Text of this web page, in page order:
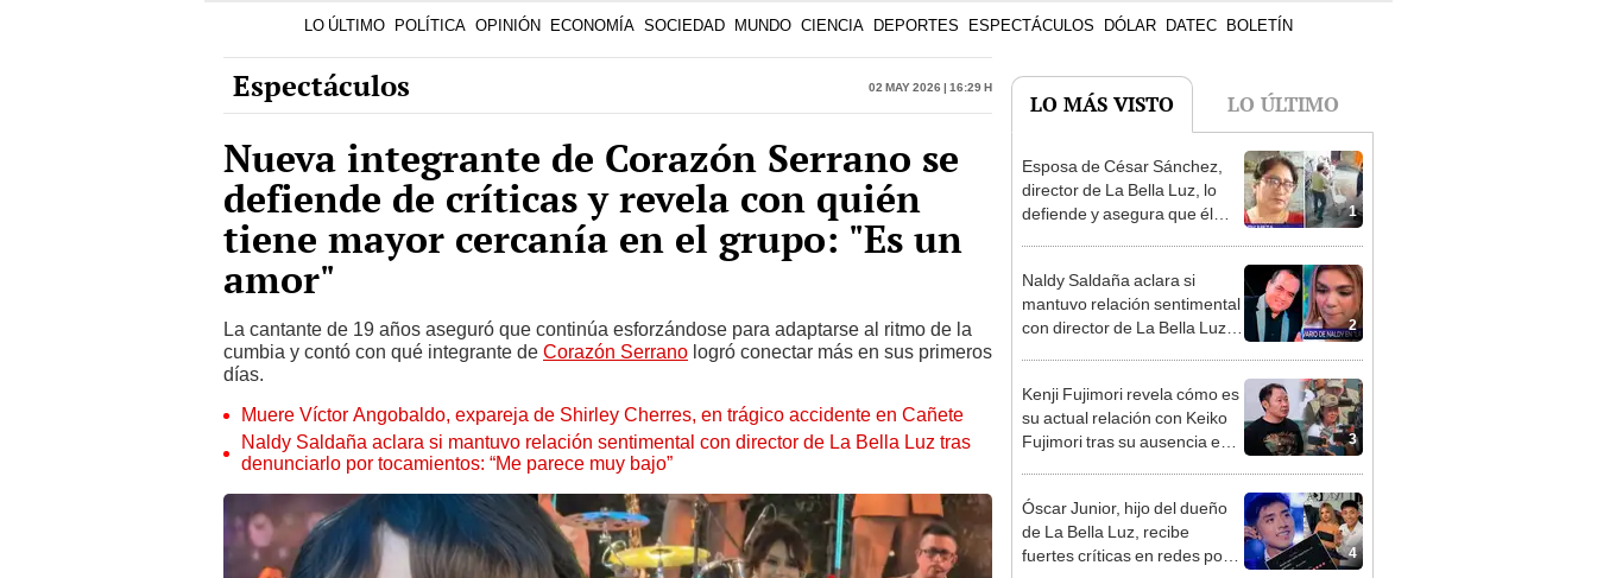
LO ÚLTIMO POLÍTICA OPINIÓN ECONOMÍA SOCIEDAD MUNDO CIENCIA DEPORTES ESPECTÁCULOS DÓLAR DATEC BOLETÍN
Espectáculos 02 May 2026 | 16:29 h
Nueva integrante de Corazón Serrano se
defiende de críticas y revela con quién
tiene mayor cercanía en el grupo: "Es un
amor"
La cantante de 19 años aseguró que continúa esforzándose para adaptarse al ritmo de la
cumbia y contó con qué integrante de Corazón Serrano logró conectar más en sus primeros
días.
Muere Víctor Angobaldo, expareja de Shirley Cherres, en trágico accidente en Cañete
Naldy Saldaña aclara si mantuvo relación sentimental con director de La Bella Luz tras
denunciarlo por tocamientos: “Me parece muy bajo”
LO MÁS VISTO LO ÚLTIMO
1
Esposa de César Sánchez,
director de La Bella Luz, lo
defiende y asegura que él
dos años"
2
Naldy Saldaña aclara si
mantuvo relación sentimental
con director de La Bella Luz
bajo”
3
Kenji Fujimori revela cómo es
su actual relación con Keiko
Fujimori tras su ausencia en
4
Óscar Junior, hijo del dueño
de La Bella Luz, recibe
fuertes críticas en redes por